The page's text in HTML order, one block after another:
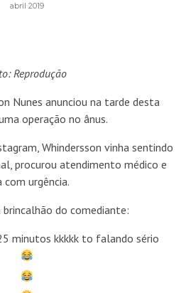
abril 2019
Reprodução
Nunes anunciou na tarde desta
operação no ânus.
Whindersson vinha sentindo
procurou atendimento médico e
urgência.
do comediante:
minutos kkkkk to falando sério